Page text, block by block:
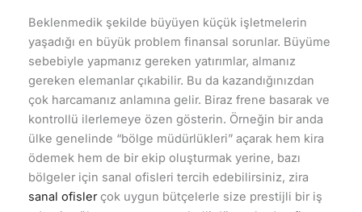
Beklenmedik şekilde büyüyen küçük işletmelerin
yaşadığı en büyük problem finansal sorunlar. Büyüme
sebebiyle yapmanız gereken yatırımlar, almanız
gereken elemanlar çıkabilir. Bu da kazandığınızdan
çok harcamanız anlamına gelir. Biraz frene basarak ve
kontrollü ilerlemeye özen gösterin. Örneğin bir anda
ülke genelinde “bölge müdürlükleri” açarak hem kira
ödemek hem de bir ekip oluşturmak yerine, bazı
bölgeler için sanal ofisleri tercih edebilirsiniz, zira
sanal ofislerçok uygun bütçelerle size prestijli bir iş